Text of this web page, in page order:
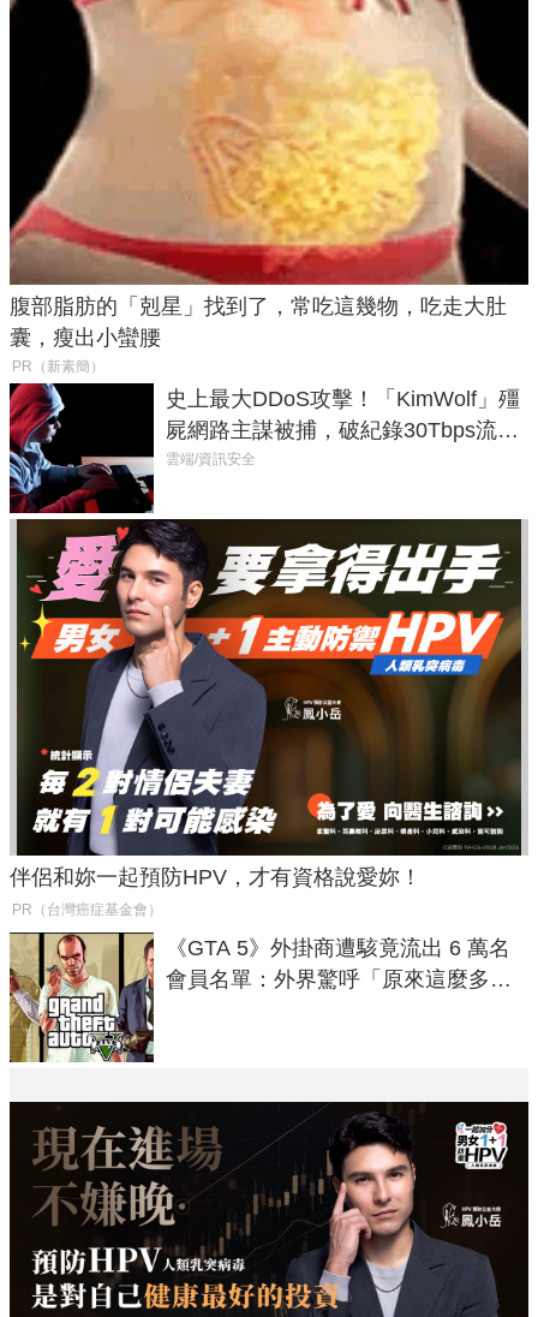
腹部脂肪的「剋星」找到了，常吃這幾物，吃走大肚
囊，瘦出小蠻腰
PR（新素簡）
史上最大DDoS攻擊！「KimWolf」殭
屍網路主謀被捕，破紀錄30Tbps流量
癱瘓全球！
雲端/資訊安全
伴侶和妳一起預防HPV，才有資格說愛妳！
PR（台灣癌症基金會）
《GTA 5》外掛商遭駭竟流出 6 萬名
會員名單：外界驚呼「原來這麼多人